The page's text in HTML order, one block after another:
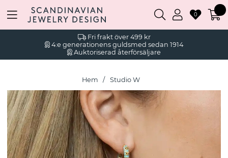
Fri frakt över 499 kr
4:e generationens guldsmed sedan 1914
Auktoriserad återförsäljare
0
Hem Studio W